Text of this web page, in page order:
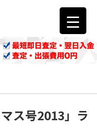
ス号2013」ラ